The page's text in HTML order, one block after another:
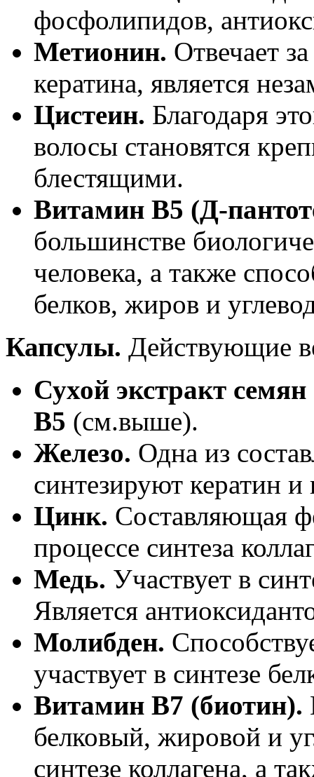
фосфолипидов,
Метионин. Отвечает
кератина, является
Цистеин. Благодаря
волосы становятся
блестящими.
Витамин В5 (Д-
большинстве
человека, а также
белков, жиров и
Капсулы. Действующие
Сухой экстракт
В5 (см.выше).
Железо. Одна из
синтезируют кератин и
Цинк. Составляющая
процессе синтеза
Медь. Участвует в
Является
Молибден.
участвует в синтезе
Витамин В7 (биотин).
белковый, жировой и
синтезе коллагена, а